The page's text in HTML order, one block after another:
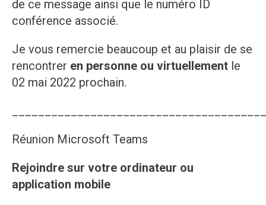
de ce message ainsi que le numéro ID
conférence associé.
Je vous remercie beaucoup et au plaisir de se
rencontrer en personne ou virtuellement le
02 mai 2022 prochain.
Réunion Microsoft Teams
Rejoindre sur votre ordinateur ou
application mobile